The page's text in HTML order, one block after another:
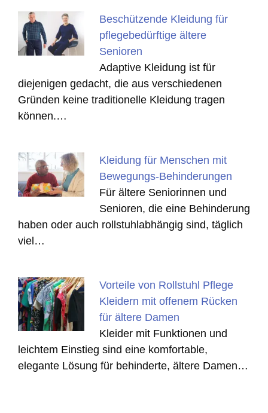
Beschützende Kleidung für
pflegebedürftige ältere
Senioren
Adaptive Kleidung ist für
diejenigen gedacht, die aus verschiedenen
Gründen keine traditionelle Kleidung tragen
können.…
Kleidung für Menschen mit
Bewegungs-Behinderungen
Für ältere Seniorinnen und
Senioren, die eine Behinderung
haben oder auch rollstuhlabhängig sind, täglich
viel…
Vorteile von Rollstuhl Pflege
Kleidern mit offenem Rücken
für ältere Damen
Kleider mit Funktionen und
leichtem Einstieg sind eine komfortable,
elegante Lösung für behinderte, ältere Damen…